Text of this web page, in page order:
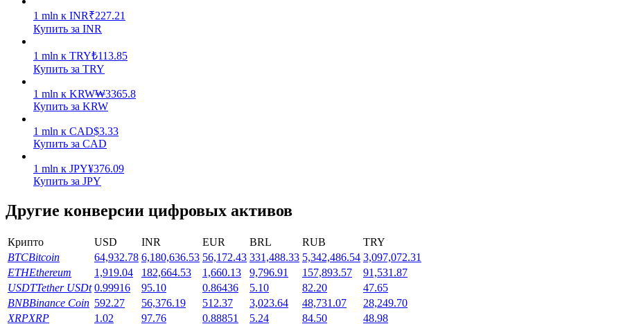
Заработок
Силовая свинья
Получайте конкурентные награды ежедневно
1 mln к INR₹227.21
Купить за INR
1 mln к TRY₺113.85
Купить за TRY
1 mln к KRW₩3365.8
Купить за KRW
1 mln к CAD$3.33
Купить за CAD
1 mln к JPY¥376.09
Купить за JPY
Другие конверсии цифровых активов
Крипто USD INR EUR BRL RUB
TRY
BTCBitcoin 64,932.78 6,180,636.53 56,172.43 331,488.33 5,342,486.54 3,097,072.31
ETHEthereum 1,919.04 182,664.53 1,660.13 9,796.91 157,893.57
91,531.87
USDTTether USDt 0.99916 95.10 0.86436 5.10 82.20
47.65
BNBBinance Coin 592.27 56,376.19 512.37 3,023.64 48,731.07
28,249.70
XRPXRP 1.02 97.76 0.88851 5.24 84.50
48.98